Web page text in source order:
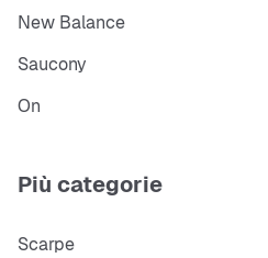
New Balance
Saucony
On
Più categorie
Scarpe